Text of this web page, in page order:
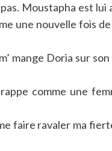
Moustapha est
une nouvelle fois
mange Doria sur
comme une
faire ravaler ma